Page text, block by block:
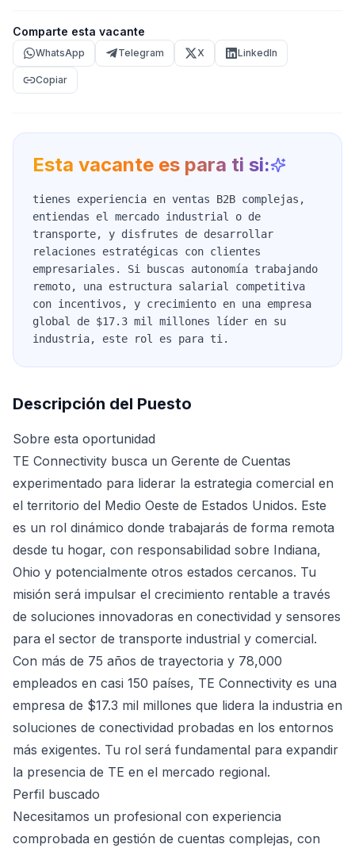
Comparte esta vacante
WhatsApp Telegram X LinkedIn
Copiar
Esta vacante es para ti si:
tienes experiencia en ventas B2B complejas,
entiendas el mercado industrial o de
transporte, y disfrutes de desarrollar
relaciones estratégicas con clientes
empresariales. Si buscas autonomía trabajando
remoto, una estructura salarial competitiva
con incentivos, y crecimiento en una empresa
global de $17.3 mil millones líder en su
industria, este rol es para ti.
Descripción del Puesto
Sobre esta oportunidad
TE Connectivity busca un Gerente de Cuentas
experimentado para liderar la estrategia comercial en
el territorio del Medio Oeste de Estados Unidos. Este
es un rol dinámico donde trabajarás de forma remota
desde tu hogar, con responsabilidad sobre Indiana,
Ohio y potencialmente otros estados cercanos. Tu
misión será impulsar el crecimiento rentable a través
de soluciones innovadoras en conectividad y sensores
para el sector de transporte industrial y comercial.
Con más de 75 años de trayectoria y 78,000
empleados en casi 150 países, TE Connectivity es una
empresa de $17.3 mil millones que lidera la industria en
soluciones de conectividad probadas en los entornos
más exigentes. Tu rol será fundamental para expandir
la presencia de TE en el mercado regional.
Perfil buscado
Necesitamos un profesional con experiencia
comprobada en gestión de cuentas complejas, con